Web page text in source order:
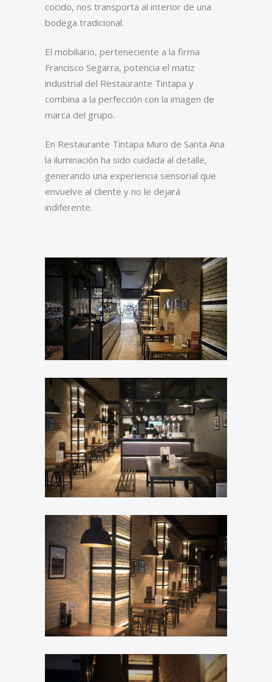
cocido, nos transporta al interior de una
bodega tradicional.
El mobiliario, perteneciente a la firma
Francisco Segarra, potencia el matiz
industrial del Restaurante Tintapa y
combina a la perfección con la imagen de
marca del grupo.
En Restaurante Tintapa Muro de Santa Ana
la iluminación ha sido cuidada al detalle,
generando una experiencia sensorial que
envuelve al cliente y no le dejará
indiferente.